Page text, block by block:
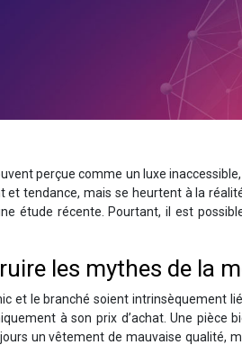
perçue comme un luxe
et tendance, mais se heurtent à la
étude récente. Pourtant, il est
les mythes de la
et le branché soient intrinsèquement
à son prix d’achat. Une pièce
un vêtement de mauvaise qualité,